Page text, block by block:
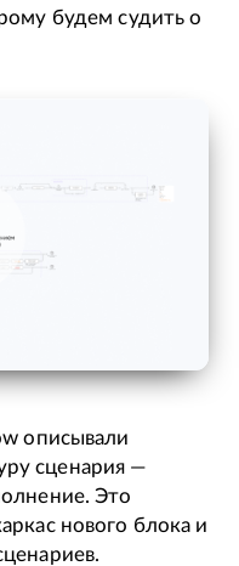
будем судить о
описывали
сценария —
Это
нового блока и